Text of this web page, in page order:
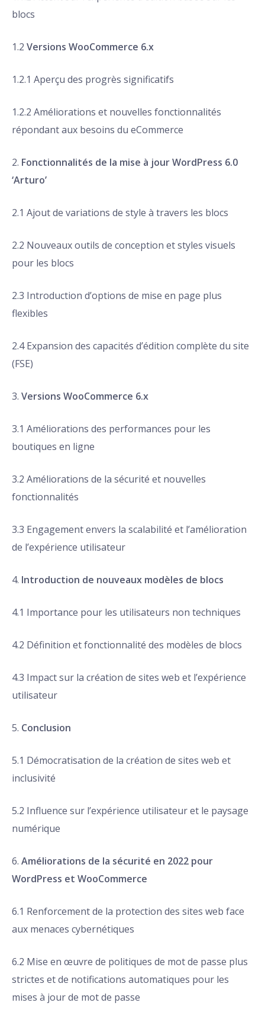
blocs
1.2 Versions WooCommerce 6.x
1.2.1 Aperçu des progrès significatifs
1.2.2 Améliorations et nouvelles fonctionnalités
répondant aux besoins du eCommerce
2. Fonctionnalités de la mise à jour WordPress 6.0
‘Arturo’
2.1 Ajout de variations de style à travers les blocs
2.2 Nouveaux outils de conception et styles visuels
pour les blocs
2.3 Introduction d’options de mise en page plus
flexibles
2.4 Expansion des capacités d’édition complète du site
(FSE)
3. Versions WooCommerce 6.x
3.1 Améliorations des performances pour les
boutiques en ligne
3.2 Améliorations de la sécurité et nouvelles
fonctionnalités
3.3 Engagement envers la scalabilité et l’amélioration
de l’expérience utilisateur
4. Introduction de nouveaux modèles de blocs
4.1 Importance pour les utilisateurs non techniques
4.2 Définition et fonctionnalité des modèles de blocs
4.3 Impact sur la création de sites web et l’expérience
utilisateur
5. Conclusion
5.1 Démocratisation de la création de sites web et
inclusivité
5.2 Influence sur l’expérience utilisateur et le paysage
numérique
6. Améliorations de la sécurité en 2022 pour
WordPress et WooCommerce
6.1 Renforcement de la protection des sites web face
aux menaces cybernétiques
6.2 Mise en œuvre de politiques de mot de passe plus
strictes et de notifications automatiques pour les
mises à jour de mot de passe